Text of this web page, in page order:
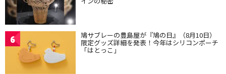
6 鳩サブレーの豊島屋が『鳩の日』（8月10日）
限定グッズ詳細を発表！今年はシリコンポーチ
「はとっこ」